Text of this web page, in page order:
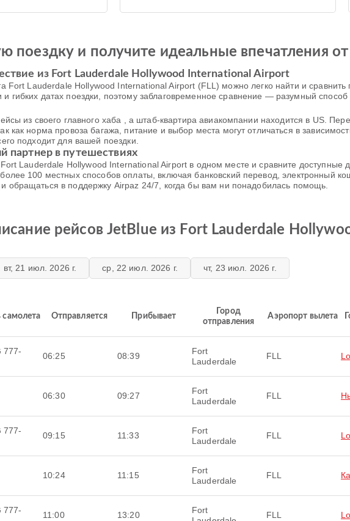
поездку и получите идеальные впечатления
из Fort Lauderdale Hollywood International Airport
Fort Lauderdale Hollywood International Airport (FLL) можно легко найти и
гибких датах поездки, поэтому заблаговременное сравнение — разумный способ
из своего главного хаба , а штаб-квартира авиакомпании находится в US.
как норма провоза багажа, питание и выбор места могут отличаться в
подходит для вашей поездки.
партнер в путешествиях
Lauderdale Hollywood International Airport в одном месте и сравните
100 местных способов оплаты, включая банковский перевод, электронный
обращаться в поддержку Airpaz 24/7, когда бы вам ни понадобилась помощь.
рейсов JetBlue из Fort Lauderdale
вт, 21 июл. 2026 г. ср, 22 июл. 2026 г. чт, 23 июл. 2026 г.
Отправляется Прибывает
Город
отправления
Аэропорт вылета
777-
06:25 08:39
Fort
Lauderdale
FLL
06:30 09:27
Fort
Lauderdale
FLL
777-
09:15 11:33
Fort
Lauderdale
FLL
10:24 11:15
Fort
Lauderdale
FLL
777-
11:00 13:20
Fort
FLL